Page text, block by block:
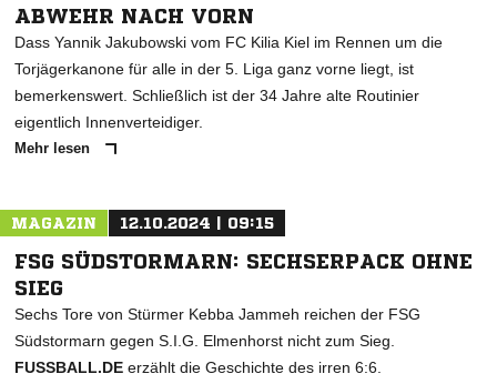
ABWEHR NACH VORN
Dass Yannik Jakubowski vom FC Kilia Kiel im Rennen um die
Torjägerkanone für alle in der 5. Liga ganz vorne liegt, ist
bemerkenswert. Schließlich ist der 34 Jahre alte Routinier
eigentlich Innenverteidiger.
Mehr lesen
MAGAZIN 12.10.2024 | 09:15
FSG SÜDSTORMARN: SECHSERPACK OHNE
SIEG
Sechs Tore von Stürmer Kebba Jammeh reichen der FSG
Südstormarn gegen S.I.G. Elmenhorst nicht zum Sieg.
FUSSBALL.DE erzählt die Geschichte des irren 6:6.